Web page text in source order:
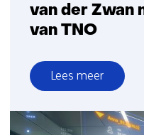
van der Zwan
van TNO
Lees meer
over
Managing
director